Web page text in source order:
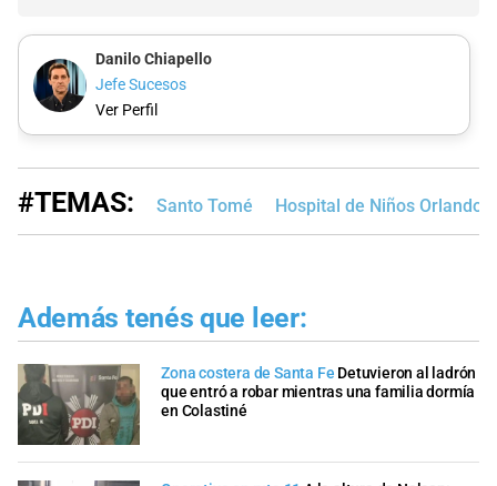
Danilo Chiapello
Jefe Sucesos
Ver Perfil
#TEMAS: Santo Tomé Hospital de Niños Orlando
Además tenés que leer:
Zona costera de Santa Fe Detuvieron al ladrón
que entró a robar mientras una familia dormía
en Colastiné